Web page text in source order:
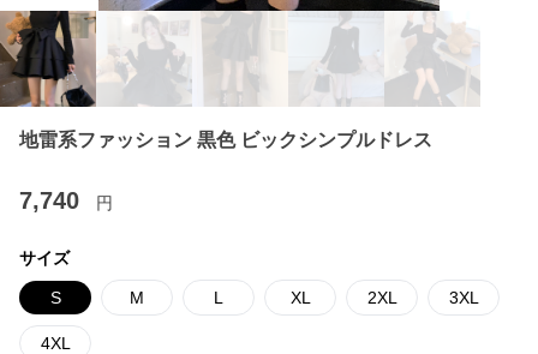
地雷系ファッション 黒色 ビックシンプルドレス
7,740 円
サイズ
S M L XL 2XL 3XL
4XL